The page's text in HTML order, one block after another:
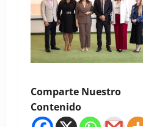
Comparte Nuestro
Contenido